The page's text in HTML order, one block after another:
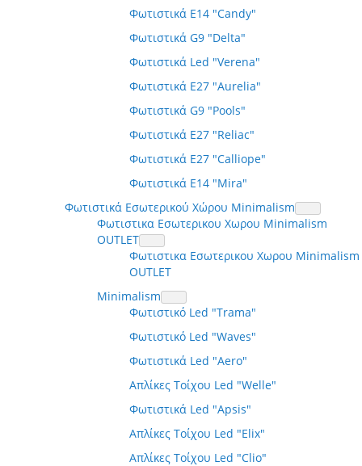
Φωτιστικά E14 "Candy"
Φωτιστικά G9 "Delta"
Φωτιστικά Led "Verena"
Φωτιστικά E27 "Aurelia"
Φωτιστικά G9 "Pools"
Φωτιστικά E27 "Reliac"
Φωτιστικά E27 "Calliope"
Φωτιστικά E14 "Mira"
Φωτιστικά Εσωτερικού Χώρου Minimalism
Φωτιστικα Εσωτερικου Χωρου Minimalism
OUTLET
Φωτιστικα Εσωτερικου Χωρου Minimalism
OUTLET
Minimalism
Φωτιστικό Led "Trama"
Φωτιστικό Led "Waves"
Φωτιστικά Led "Aero"
Απλίκες Τοίχου Led "Welle"
Φωτιστικά Led "Apsis"
Απλίκες Τοίχου Led "Elix"
Απλίκες Τοίχου Led "Clio"